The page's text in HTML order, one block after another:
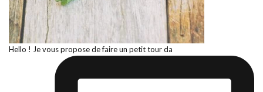
Hello ! Je vous propose de faire un petit tour da